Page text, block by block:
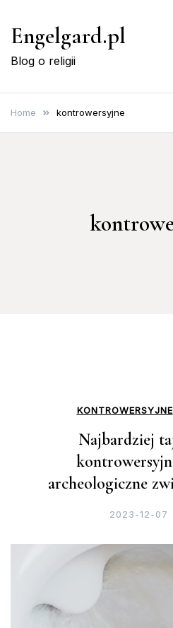
content
Engelgard.pl
Blog o religii
Home kontrowersyjne
KONTROWERSYJNE
Najbardziej
archeologiczne
2023-12-07